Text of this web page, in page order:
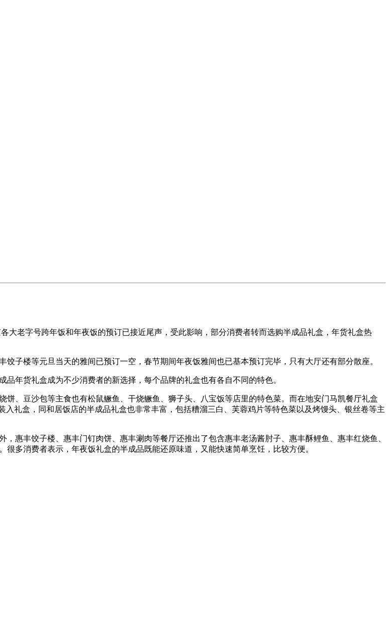
老字号跨年饭和年夜饭的预订已接近尾声，受此影响，部分消费者转而选购半成品礼盒，年货礼盒热
楼等元旦当天的雅间已预订一空，春节期间年夜饭雅间也已基本预订完毕，只有大厅还有部分散座。
货礼盒成为不少消费者的新选择，每个品牌的礼盒也有各自不同的特色。
豆沙包等主食也有松鼠鳜鱼、干烧鳜鱼、狮子头、八宝饭等店里的特色菜。而在地安门马凯餐厅礼盒
礼盒，同和居饭店的半成品礼盒也非常丰富，包括糟溜三白、芙蓉鸡片等特色菜以及烤馒头、银丝卷等主
丰饺子楼、惠丰门钉肉饼、惠丰涮肉等餐厅还推出了包含惠丰老汤酱肘子、惠丰酥鲤鱼、惠丰红烧鱼、
多消费者表示，年夜饭礼盒的半成品既能还原味道，又能快速简单烹饪，比较方便。